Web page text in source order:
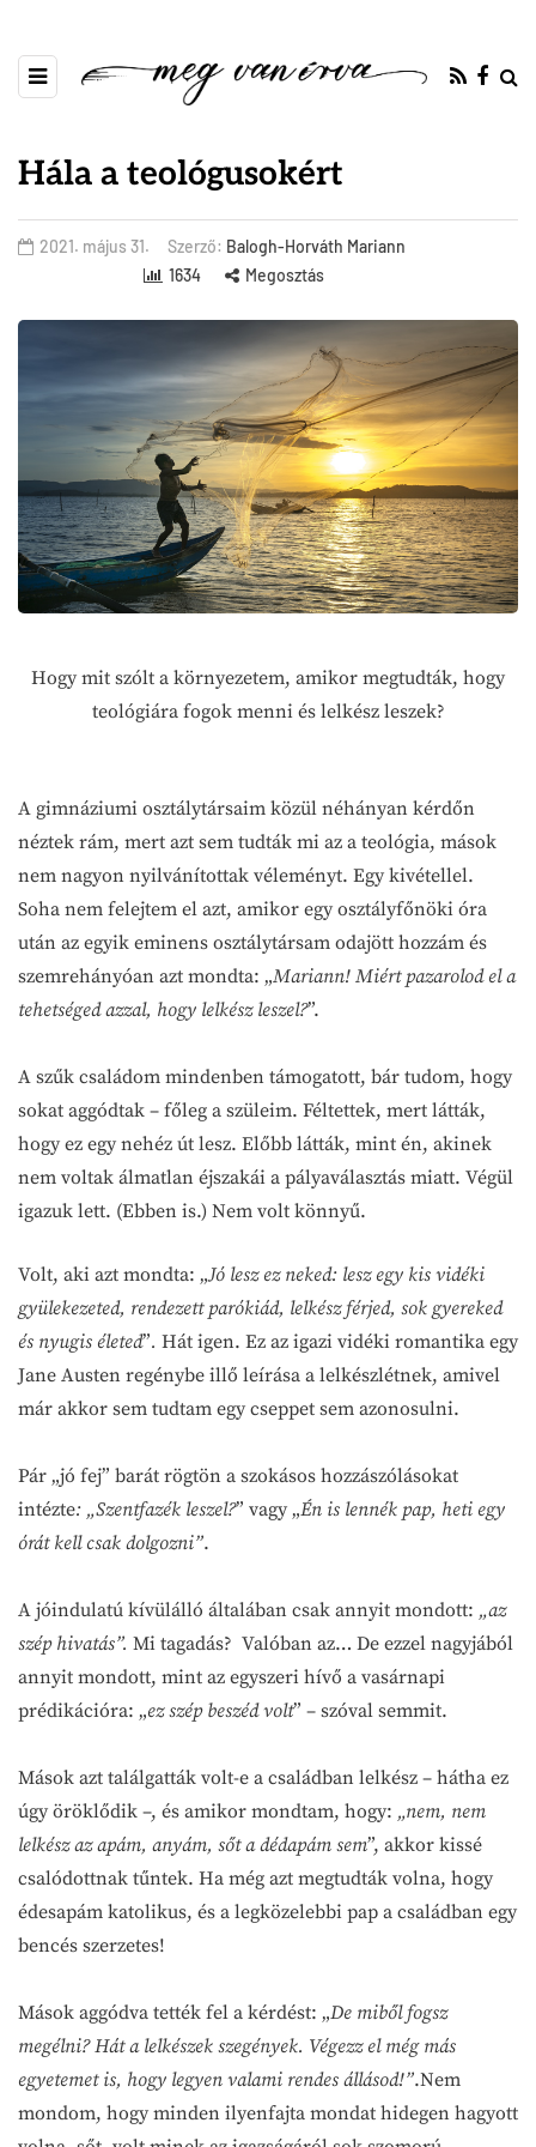
Hála a teológusokért
2021. május 31. Szerző: Balogh-Horváth Mariann
1634
Megosztás
Hogy mit szólt a környezetem, amikor megtudták, hogy
teológiára fogok menni és lelkész leszek?
A gimnáziumi osztálytársaim közül néhányan kérdőn
néztek rám, mert azt sem tudták mi az a teológia, mások
nem nagyon nyilvánítottak véleményt. Egy kivétellel.
Soha nem felejtem el azt, amikor egy osztályfőnöki óra
után az egyik eminens osztálytársam odajött hozzám és
szemrehányóan azt mondta: „Mariann! Miért pazarolod el a
tehetséged azzal, hogy lelkész leszel?”.
A szűk családom mindenben támogatott, bár tudom, hogy
sokat aggódtak – főleg a szüleim. Féltettek, mert látták,
hogy ez egy nehéz út lesz. Előbb látták, mint én, akinek
nem voltak álmatlan éjszakái a pályaválasztás miatt. Végül
igazuk lett. (Ebben is.) Nem volt könnyű.
Volt, aki azt mondta: „Jó lesz ez neked: lesz egy kis vidéki
gyülekezeted, rendezett parókiád, lelkész férjed, sok gyereked
és nyugis életed”. Hát igen. Ez az igazi vidéki romantika egy
Jane Austen regénybe illő leírása a lelkészlétnek, amivel
már akkor sem tudtam egy cseppet sem azonosulni.
Pár „jó fej” barát rögtön a szokásos hozzászólásokat
intézte: „Szentfazék leszel?” vagy „Én is lennék pap, heti egy
órát kell csak dolgozni”.
A jóindulatú kívülálló általában csak annyit mondott: „az
szép hivatás”. Mi tagadás? Valóban az… De ezzel nagyjából
annyit mondott, mint az egyszeri hívő a vasárnapi
prédikációra: „ez szép beszéd volt” – szóval semmit.
Mások azt találgatták volt-e a családban lelkész – hátha ez
úgy öröklődik –, és amikor mondtam, hogy: „nem, nem
lelkész az apám, anyám, sőt a dédapám sem”, akkor kissé
csalódottnak tűntek. Ha még azt megtudták volna, hogy
édesapám katolikus, és a legközelebbi pap a családban egy
bencés szerzetes!
Mások aggódva tették fel a kérdést: „De miből fogsz
megélni? Hát a lelkészek szegények. Végezz el még más
egyetemet is, hogy legyen valami rendes állásod!”.Nem
mondom, hogy minden ilyenfajta mondat hidegen hagyott